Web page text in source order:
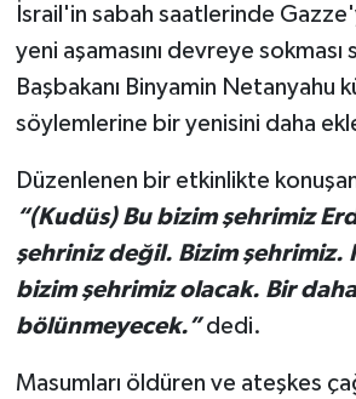
İsrail'in sabah saatlerinde
yeni aşamasını devreye sokması
Başbakanı Binyamin Netanyahu
söylemlerine bir yenisini daha
Düzenlenen bir etkinlikte
“(Kudüs) Bu bizim şehrimiz
şehriniz değil. Bizim şehrimiz.
bizim şehrimiz olacak. Bir daha
bölünmeyecek.”dedi.
Masumları öldüren ve ateşkes